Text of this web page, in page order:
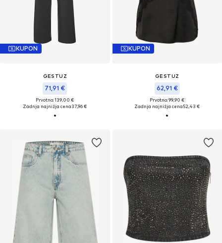
KUPON
GESTUZ
71,91 €
Prvotno: 139,00 €
Zadnja najnižja cena37,96 €
KUPON
GESTUZ
62,91 €
Prvotno: 99,90 €
Zadnja najnižja cena52,43 €